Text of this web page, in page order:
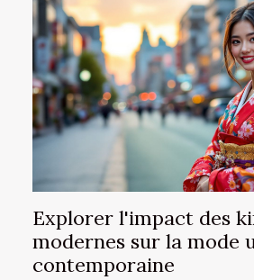
Explorer l'impact des
modernes sur la mode
contemporaine